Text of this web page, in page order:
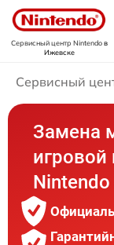
Сервисный центр Nintendoв
Ижевске
Сервисный
Замена
игровой